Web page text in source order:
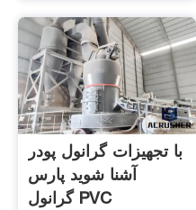
با تجهیزات گرانول پودر
آشنا شوید پارس
گرانول PVC